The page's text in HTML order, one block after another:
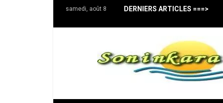
samedi, août 8 DERNIERS ARTICLES ===>